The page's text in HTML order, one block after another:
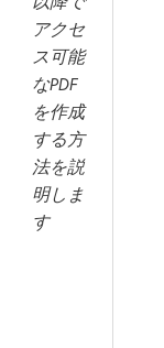
アクセ
ス可能
なPDF
を作成
する方
法を説
明しま
す